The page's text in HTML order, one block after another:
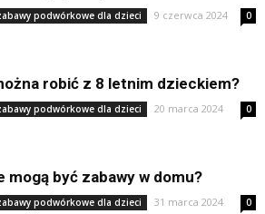
podwórkowe dla dzieci 9 czerwca 2024 0
robić z 8 letnim dzieckiem?
podwórkowe dla dzieci 20 marca 2024 0
mogą być zabawy w domu?
podwórkowe dla dzieci 31 marca 2024 0